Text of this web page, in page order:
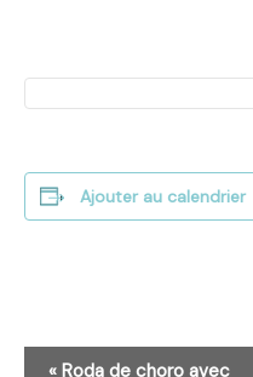
Ajouter au calendrier
« Roda de choro avec